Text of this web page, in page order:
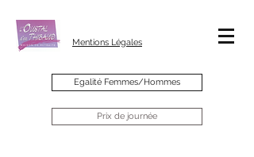
Mentions Légales
Egalité Femmes/Hommes
Prix de journée